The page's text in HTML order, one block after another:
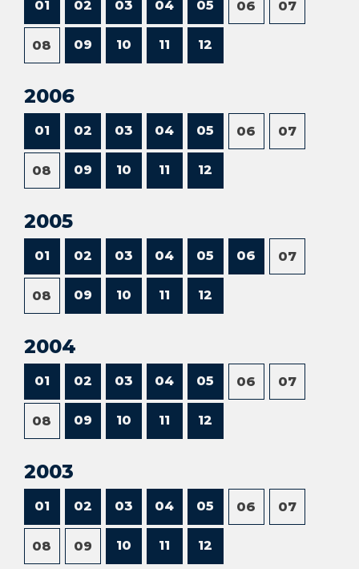
01 02 03 04 05 06 07
08 09 10 11 12
2006
01 02 03 04 05 06 07
08 09 10 11 12
2005
01 02 03 04 05 06 07
08 09 10 11 12
2004
01 02 03 04 05 06 07
08 09 10 11 12
2003
01 02 03 04 05 06 07
08 09 10 11 12